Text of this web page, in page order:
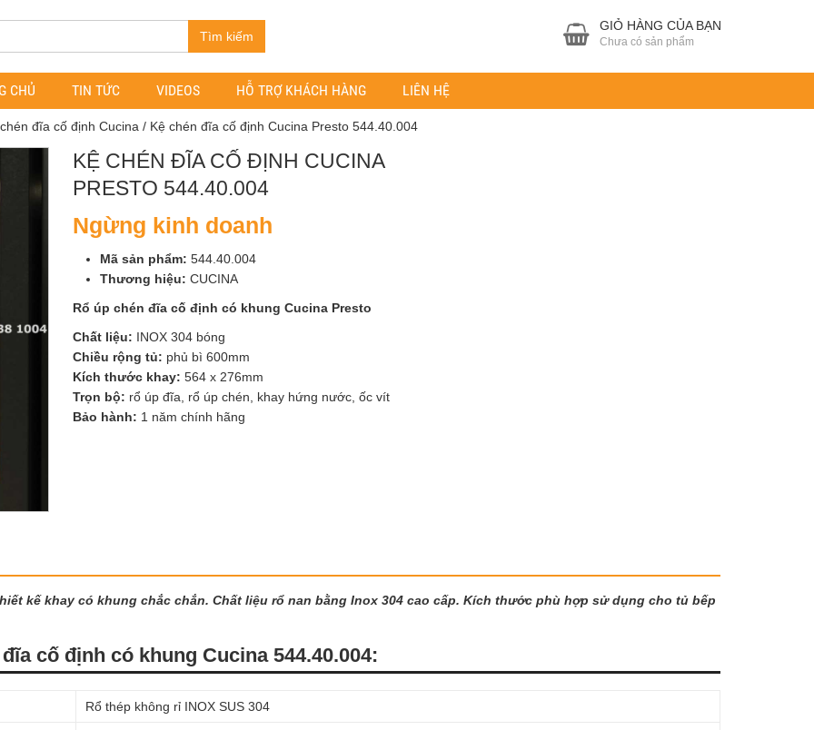
Tìm kiếm
GIỎ HÀNG CỦA BẠN
Chưa có sản phẩm
CHỦ TIN TỨC VIDEOS HỖ TRỢ KHÁCH HÀNG LIÊN HỆ
đĩa cố định Cucina / Kệ chén đĩa cố định Cucina Presto 544.40.004
KỆ CHÉN ĐĨA CỐ ĐỊNH CUCINA
PRESTO 544.40.004
Ngừng kinh doanh
Mã sản phẩm: 544.40.004
Thương hiệu: CUCINA
Rổ úp chén đĩa cố định có khung Cucina Presto
Chất liệu: INOX 304 bóng
Chiều rộng tủ: phủ bì 600mm
Kích thước khay: 564 x 276mm
Trọn bộ: rổ úp đĩa, rổ úp chén, khay hứng nước, ốc vít
Bảo hành: 1 năm chính hãng
kế khay có khung chắc chắn. Chất liệu rổ nan bằng Inox 304 cao cấp. Kích thước phù hợp sử dụng cho tủ bếp
cố định có khung Cucina 544.40.004:
Rổ thép không rỉ INOX SUS 304